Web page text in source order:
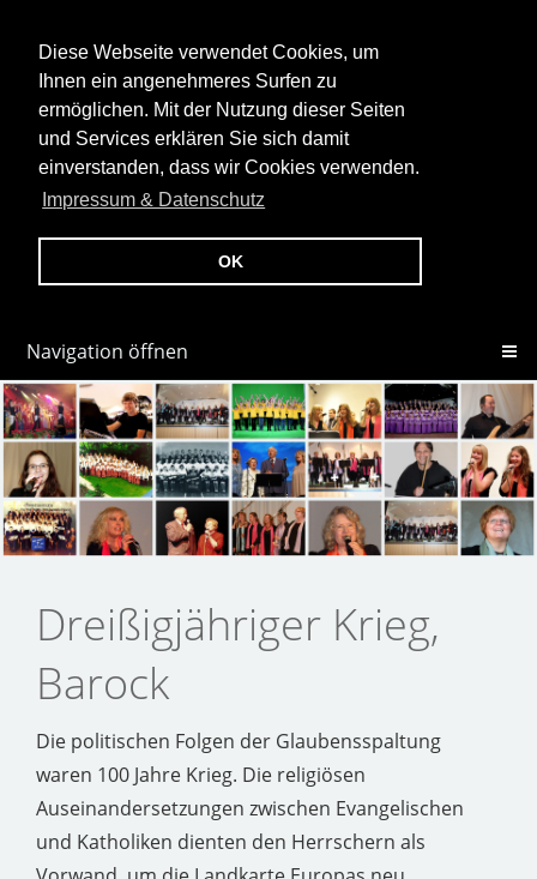
Diese Webseite verwendet Cookies, um
Ihnen ein angenehmeres Surfen zu
ermöglichen. Mit der Nutzung dieser Seiten
und Services erklären Sie sich damit
einverstanden, dass wir Cookies verwenden.
Impressum & Datenschutz
OK
Navigation öffnen
Dreißigjähriger Krieg,
Barock
Die politischen Folgen der Glaubensspaltung
waren 100 Jahre Krieg. Die religiösen
Auseinandersetzungen zwischen Evangelischen
und Katholiken dienten den Herrschern als